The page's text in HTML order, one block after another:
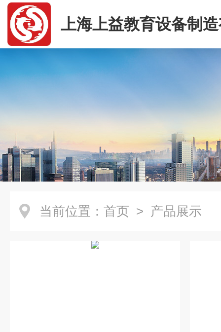
上海上益教育设备制
司
当前位置： 首页 > 产品展示